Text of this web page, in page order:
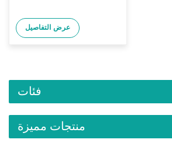
عرض التفاصيل
فئات
منتجات مميزة